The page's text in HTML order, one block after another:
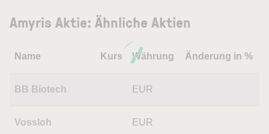
Amyris Aktie: Ähnliche Aktien
Name Kurs Währung Änderung in %
BB Biotech EUR
Vossloh EUR